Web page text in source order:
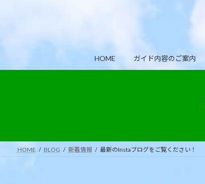
HOME ガイド内容のご案内
HOME BLOG 新着情報 最新のInstaブログをご覧ください！